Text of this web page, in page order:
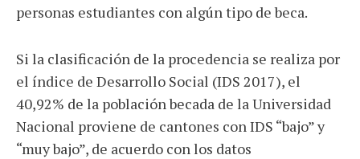
personas estudiantes con algún tipo de beca.
Si la clasificación de la procedencia se realiza por
el índice de Desarrollo Social (IDS 2017), el
40,92% de la población becada de la Universidad
Nacional proviene de cantones con IDS “bajo” y
“muy bajo”, de acuerdo con los datos